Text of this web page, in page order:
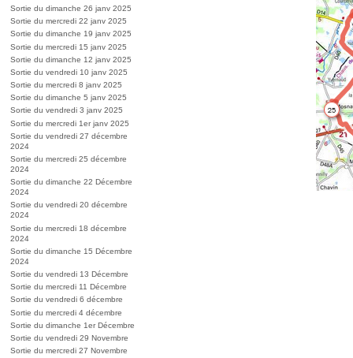
Sortie du dimanche 26 janv 2025
Sortie du mercredi 22 janv 2025
Sortie du dimanche 19 janv 2025
Sortie du mercredi 15 janv 2025
Sortie du dimanche 12 janv 2025
Sortie du vendredi 10 janv 2025
Sortie du mercredi 8 janv 2025
Sortie du dimanche 5 janv 2025
Sortie du vendredi 3 janv 2025
Sortie du mercredi 1er janv 2025
Sortie du vendredi 27 décembre
2024
Sortie du mercredi 25 décembre
2024
Sortie du dimanche 22 Décembre
2024
Sortie du vendredi 20 décembre
2024
Sortie du mercredi 18 décembre
2024
Sortie du dimanche 15 Décembre
2024
Sortie du vendredi 13 Décembre
Sortie du mercredi 11 Décembre
Sortie du vendredi 6 décembre
Sortie du mercredi 4 décembre
Sortie du dimanche 1er Décembre
Sortie du vendredi 29 Novembre
Sortie du mercredi 27 Novembre